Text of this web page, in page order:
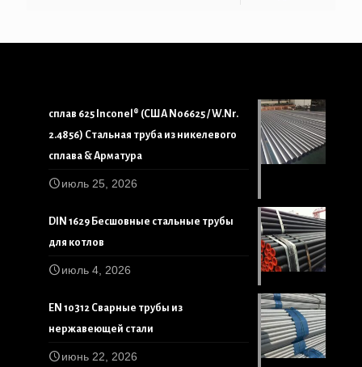
сплав 625 Inconel® (США N06625 / W.Nr.
2.4856) Стальная труба из никелевого
сплава & Арматура
июль 25, 2026
DIN 1629 Бесшовные стальные трубы
для котлов
июль 4, 2026
EN 10312 Сварные трубы из
нержавеющей стали
июнь 22, 2026